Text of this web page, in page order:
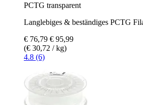
PCTG transparent
Langlebiges & beständiges PCTG
€ 76,79 € 95,99
(€ 30,72 / kg)
4.8 (6)